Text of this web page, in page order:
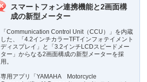
スマートフォン連携機能と2画面構
成の新型メーター
「Communication Control Unit（CCU）」を内蔵
した、「4.2インチカラーTFTインフォテイメント
ディスプレイ」と「3.2インチLCDスピードメー
ター」からなる2画面構成の新型メーターを採
用。
専用アプリ「YAMAHA Motorcycle